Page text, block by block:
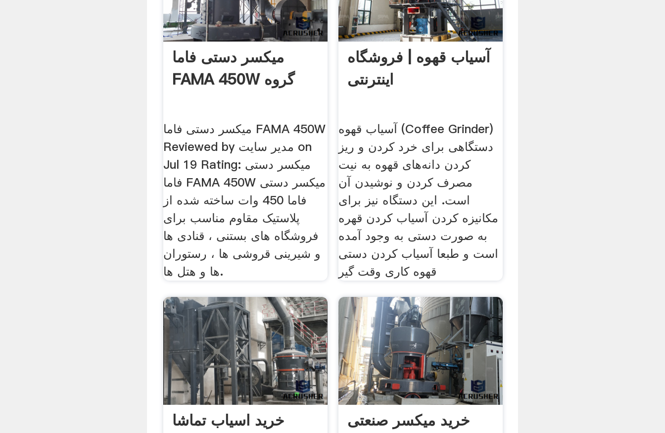
میکسر دستی فاما
FAMA 450W گروه
میکسر دستی فاما FAMA 450W
Reviewed by مدیر سایت on
Jul 19 Rating: میکسر دستی
فاما FAMA 450W میکسر دستی
فاما 450 وات ساخته شده از
پلاستیک مقاوم مناسب برای
فروشگاه های بستنی ، قنادی ها
و شیرینی قروشی ها ، رستوران
ها و هتل ها.
آسیاب قهوه | فروشگاه
اینترنتی
آسیاب قهوه (Coffee Grinder)
دستگاهی برای خرد کردن و ریز
کردن دانه‌های قهوه به نیت
مصرف کردن و نوشیدن آن
است. این دستگاه نیز برای
مکانیزه کردن آسیاب کردن قهره
به صورت دستی به وجود آمده
است و طبعا آسیاب کردن دستی
قهوه کاری وقت گیر
خرید اسیاب تماشا خرید میکسر صنعتی